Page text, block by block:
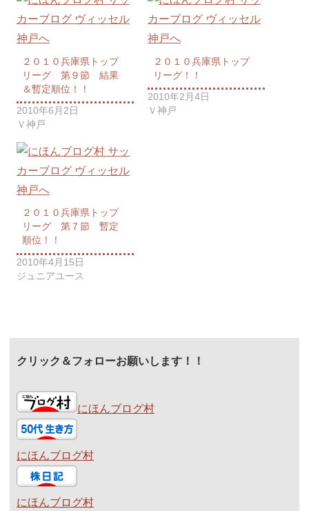
２０１０兵庫県トップ
リーグ 第９節 結果
＆暫定順位！！
2010年6月2日
Ｖ神戸
２０１０兵庫県トップ
リーグ！！
2010年2月4日
Ｖ神戸
２０１０兵庫県トップ
リーグ 第７節 暫定
順位！！
2010年4月15日
ジュニアユース
クリック＆フォローお願いします！！
にほんブログ村
にほんブログ村
にほんブログ村